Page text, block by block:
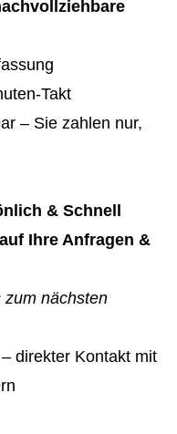
Takt
– Sie zahlen nur,
& Schnell
Ihre Anfragen &
zum nächsten
– direkter Kontakt mit